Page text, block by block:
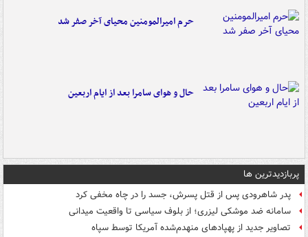
حرم امیرالمومنین محیای آخر صفر شد
حال و هوای سامرا بعد از ایام اربعین
پربازدیدترین ها
پدر شاهرودی پس از قتل پسرش، جسد را در چاه مخفی کرد
سامانه ضد موشکی لیزری؛ از بلوف سیاسی تا واقعیت میدانی
تصاویر جدید از پهپادهای منهدم‌شده آمریکا توسط سپاه